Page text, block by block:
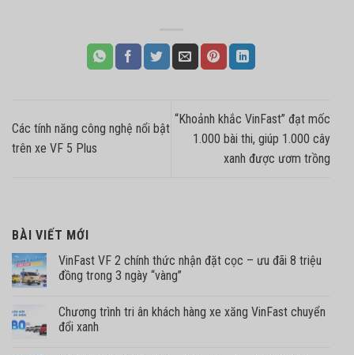
Các tính năng công nghệ nổi bật
trên xe VF 5 Plus
“Khoảnh khắc VinFast” đạt mốc
1.000 bài thi, giúp 1.000 cây
xanh được ươm trồng
BÀI VIẾT MỚI
VinFast VF 2 chính thức nhận đặt cọc – ưu đãi 8 triệu
đồng trong 3 ngày “vàng”
Chương trình tri ân khách hàng xe xăng VinFast chuyển
đổi xanh